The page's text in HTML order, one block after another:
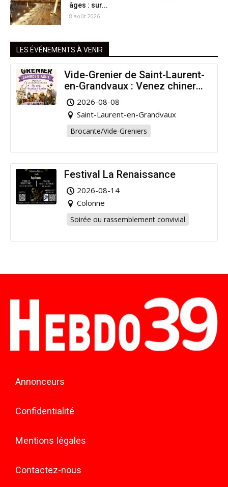
âges : sur...
8 août 2026
LES ÉVÉNEMENTS À VENIR
Vide-Grenier de Saint-Laurent-
en-Grandvaux : Venez chiner
pour la bonne cause !
2026-08-08
Saint-Laurent-en-Grandvaux
Brocante/Vide-Greniers
Festival La Renaissance
2026-08-14
Colonne
Soirée ou rassemblement convivial